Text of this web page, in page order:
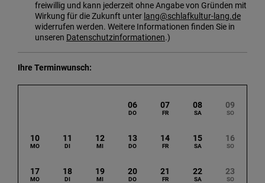
freiwillig und kann jederzeit ohne Angabe von Gründen mit
Wirkung für die Zukunft unter lang@schlafkultur-lang.de
widerrufen werden. Weitere Informationen finden Sie in
unseren Datenschutzinformationen.)
Ihre Terminwunsch
06 07 08 09
10 11 12 13 14 15 16
17 18 19 20 21 22 23